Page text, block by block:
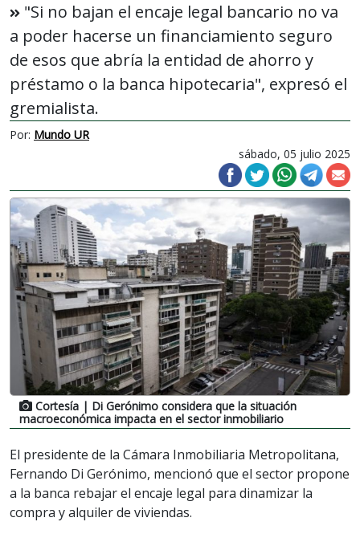
"Si no bajan el encaje legal bancario no va
a poder hacerse un financiamiento seguro
de esos que abría la entidad de ahorro y
préstamo o la banca hipotecaria", expresó el
gremialista.
Por: Mundo UR
sábado, 05 julio 2025
Cortesía | Di Gerónimo considera que la situación
macroeconómica impacta en el sector inmobiliario
El presidente de la Cámara Inmobiliaria Metropolitana,
Fernando Di Gerónimo, mencionó que el sector propone
a la banca rebajar el encaje legal para dinamizar la
compra y alquiler de viviendas.